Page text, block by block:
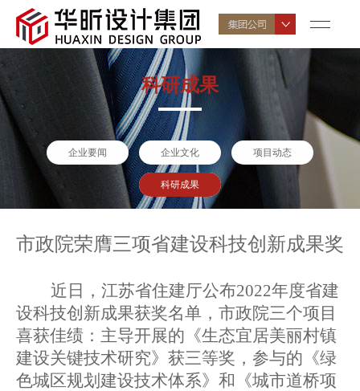
科研成果
企业要闻 企业文化 项目动态
科研成果
市政院荣膺三项省建设科技创新成果奖
近日，江苏省住建厅公布2022年度省建
设科技创新成果获奖名单，市政院三个项目
喜获佳绩：主导开展的《生态宜居美丽村镇
建设关键技术研究》获三等奖，参与的《绿
色城区规划建设技术体系》和《城市道桥项